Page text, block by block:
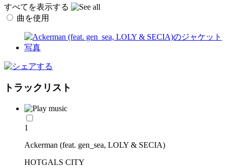
すべてを表示する
曲を使用
トラックリスト
1
Ackerman (feat. gen_sea, LOLY & SECIA)
HOTGALS CITY